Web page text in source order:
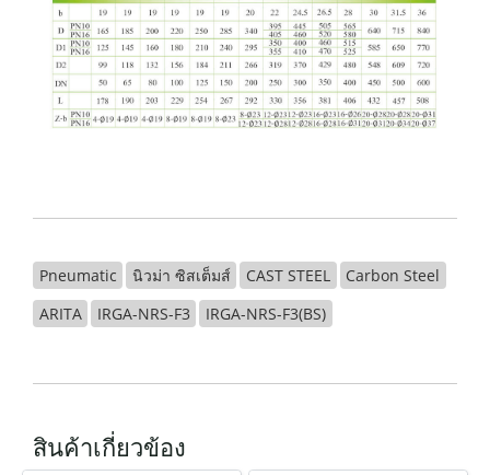
Pneumatic นิวม่า ซิสเต็มส์ CAST STEEL
Carbon Steel
ARITA
IRGA-NRS-F3 IRGA-NRS-F3(BS)
สินค้าเกี่ยวข้อง